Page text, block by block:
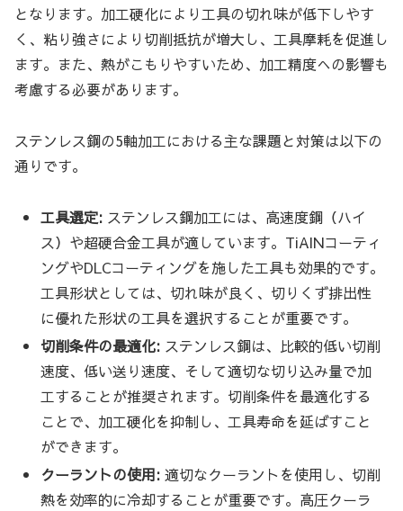
となります。加工硬化により工具の切れ味が低下しやす
く、粘り強さにより切削抵抗が増大し、工具摩耗を促進し
ます。また、熱がこもりやすいため、加工精度への影響も
考慮する必要があります。
ステンレス鋼の5軸加工における主な課題と対策は以下の
通りです。
工具選定: ステンレス鋼加工には、高速度鋼（ハイ
ス）や超硬合金工具が適しています。TiAlNコーティ
ングやDLCコーティングを施した工具も効果的です。
工具形状としては、切れ味が良く、切りくず排出性
に優れた形状の工具を選択することが重要です。
切削条件の最適化: ステンレス鋼は、比較的低い切削
速度、低い送り速度、そして適切な切り込み量で加
工することが推奨されます。切削条件を最適化する
ことで、加工硬化を抑制し、工具寿命を延ばすこと
ができます。
クーラントの使用: 適切なクーラントを使用し、切削
熱を効率的に冷却することが重要です。高圧クーラ